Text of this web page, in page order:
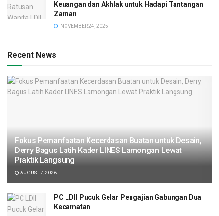
Keuangan dan Akhlak untuk Hadapi Tantangan
Zaman
NOVEMBER 24, 2025
Recent News
Fokus Pemanfaatan Kecerdasan Buatan untuk Desain,
Derry Bagus Latih Kader LINES Lamongan Lewat
Praktik Langsung
AUGUST 7, 2026
PC LDII Pucuk Gelar Pengajian Gabungan Dua
Kecamatan